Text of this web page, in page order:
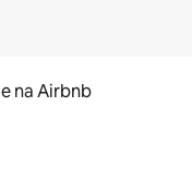
na Airbnb